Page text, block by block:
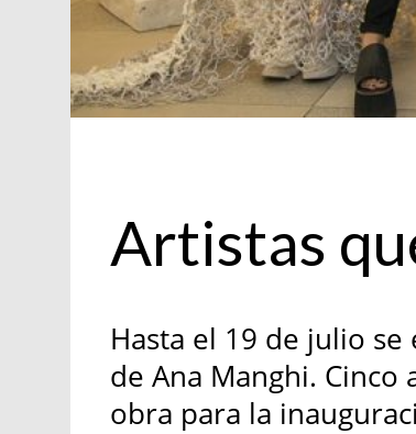
Artistas
Hasta el 19 de julio
de Ana Manghi.
obra para la